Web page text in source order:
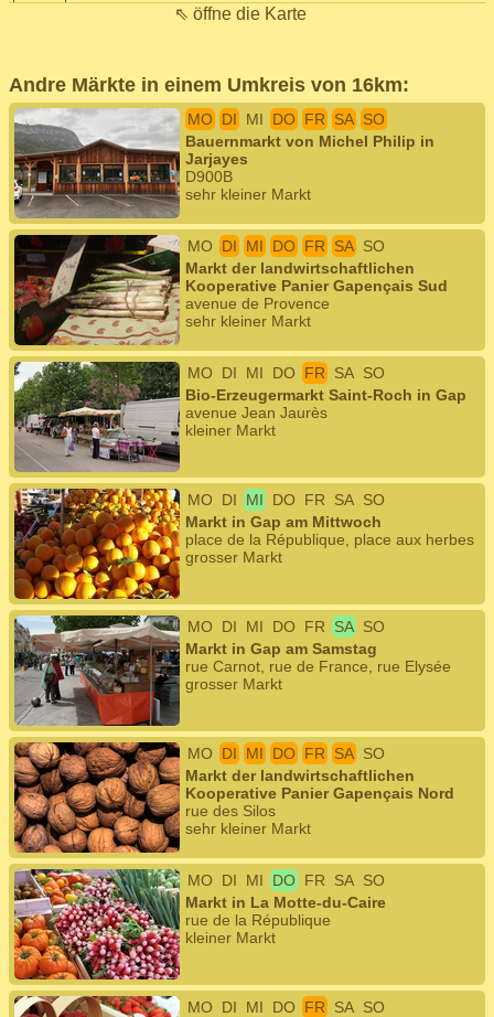
⇖ öffne die Karte
Andre Märkte in einem Umkreis von 16km:
MO DI MI DO FR SA SO
Bauernmarkt von Michel Philip in
Jarjayes
D900B
sehr kleiner Markt
MO DI MI DO FR SA SO
Markt der landwirtschaftlichen
Kooperative Panier Gapençais Sud
avenue de Provence
sehr kleiner Markt
MO DI MI DO FR SA SO
Bio-Erzeugermarkt Saint-Roch in Gap
avenue Jean Jaurès
kleiner Markt
MO DI MI DO FR SA SO
Markt in Gap am Mittwoch
place de la République, place aux herbes
grosser Markt
MO DI MI DO FR SA SO
Markt in Gap am Samstag
rue Carnot, rue de France, rue Elysée
grosser Markt
MO DI MI DO FR SA SO
Markt der landwirtschaftlichen
Kooperative Panier Gapençais Nord
rue des Silos
sehr kleiner Markt
MO DI MI DO FR SA SO
Markt in La Motte-du-Caire
rue de la République
kleiner Markt
MO DI MI DO FR SA SO